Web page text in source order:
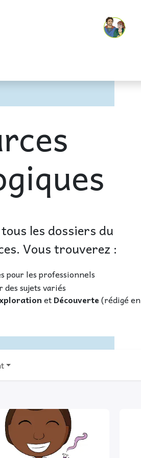
les dossiers du
Vous trouverez :
pour les professionnels
des sujets variés
etDécouverte(rédigé en